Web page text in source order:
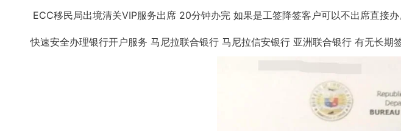
迹
国
ECC移民局出境清关VIP服务出席 20分钟办完 如果是工签降签客户可以不出席直接办
快速安全办理银行开户服务 马尼拉联合银行 马尼拉信安银行 亚洲联合银行 有无长期